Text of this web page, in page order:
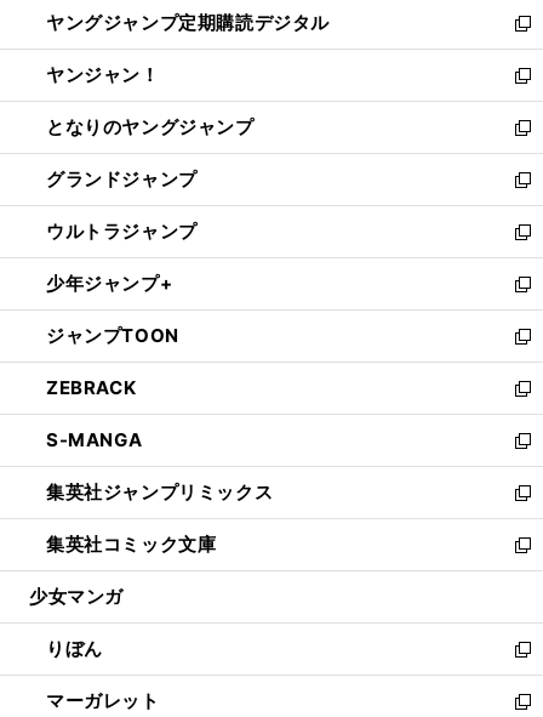
く
で
開
く
ド
ウ
で
開
く
い
ウ
ィ
ン
ド
ウ
で
開
く
ヤングジャンプ定期購読デジタル
新
し
い
ウ
ィ
ン
ド
ウ
で
開
く
ヤンジャン！
新
し
い
ウ
ィ
ン
ド
ウ
で
開
く
となりのヤングジャンプ
新
し
い
ウ
ィ
ン
ド
ウ
で
開
く
グランドジャンプ
新
し
い
ウ
ィ
ン
ド
ウ
で
開
く
ウルトラジャンプ
新
し
い
ウ
ィ
ン
ド
ウ
で
開
く
少年ジャンプ+
新
し
い
ウ
ィ
ン
ド
ウ
で
開
く
ジャンプTOON
新
し
い
ウ
ィ
ン
ド
ウ
で
開
ZEBRACK
新
し
い
ウ
ィ
ン
ド
ウ
開
く
S-MANGA
新
し
い
ウ
ィ
ン
ウ
で
開
く
集英社ジャンプリミックス
新
し
い
ウ
ン
ド
ウ
で
集英社コミック文庫
新
し
ウ
ィ
ン
ド
少女マンガ
りぼん
新
し
い
マーガレット 新